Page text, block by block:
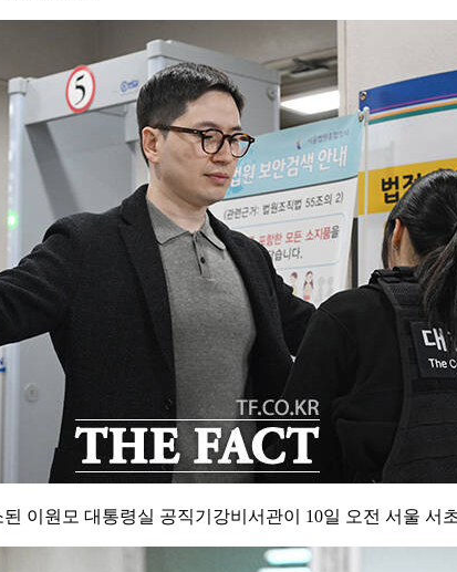
이원모 대통령실 공직기강비서관이 10일 오전 서울 서